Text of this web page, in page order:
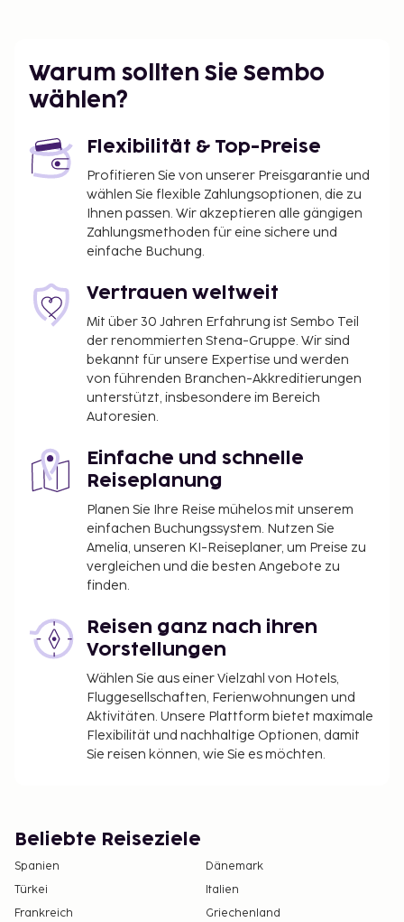
Warum sollten Sie Sembo
wählen?
Flexibilität & Top-Preise
Profitieren Sie von unserer Preisgarantie und
wählen Sie flexible Zahlungsoptionen, die zu
Ihnen passen. Wir akzeptieren alle gängigen
Zahlungsmethoden für eine sichere und
einfache Buchung.
Vertrauen weltweit
Mit über 30 Jahren Erfahrung ist Sembo Teil
der renommierten Stena-Gruppe. Wir sind
bekannt für unsere Expertise und werden
von führenden Branchen-Akkreditierungen
unterstützt, insbesondere im Bereich
Autoresien.
Einfache und schnelle
Reiseplanung
Planen Sie Ihre Reise mühelos mit unserem
einfachen Buchungssystem. Nutzen Sie
Amelia, unseren KI-Reiseplaner, um Preise zu
vergleichen und die besten Angebote zu
finden.
Reisen ganz nach ihren
Vorstellungen
Wählen Sie aus einer Vielzahl von Hotels,
Fluggesellschaften, Ferienwohnungen und
Aktivitäten. Unsere Plattform bietet maximale
Flexibilität und nachhaltige Optionen, damit
Sie reisen können, wie Sie es möchten.
Beliebte Reiseziele
Spanien
Dänemark
Türkei
Italien
Frankreich
Griechenland